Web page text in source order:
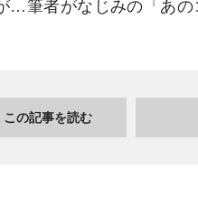
…筆者がなじみの「あ
この記事を読む